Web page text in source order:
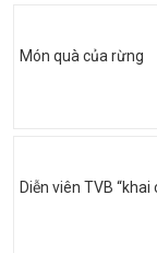
Món quà của rừng
Diễn viên TVB